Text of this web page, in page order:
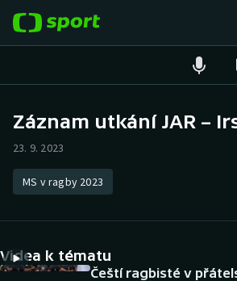
Hokej
Tenis
Atletika
Cyklistika
Záznam utkání JAR –
23. 9. 2023
MS v ragby 2023
Videa k tématu
Čeští ragbisté v